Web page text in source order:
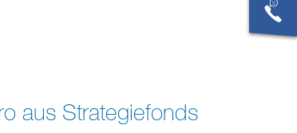
aus Strategiefonds